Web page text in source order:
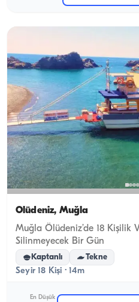
Ölüdeniz, Muğla
Muğla Ölüdeniz’de 18 Kişilik
Silinmeyecek Bir Gün
Kaptanlı Tekne
Seyir 18 Kişi · 14m
En Düşük